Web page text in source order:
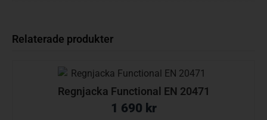
Relaterade produkter
Regnjacka Functional EN 20471
1 690 kr